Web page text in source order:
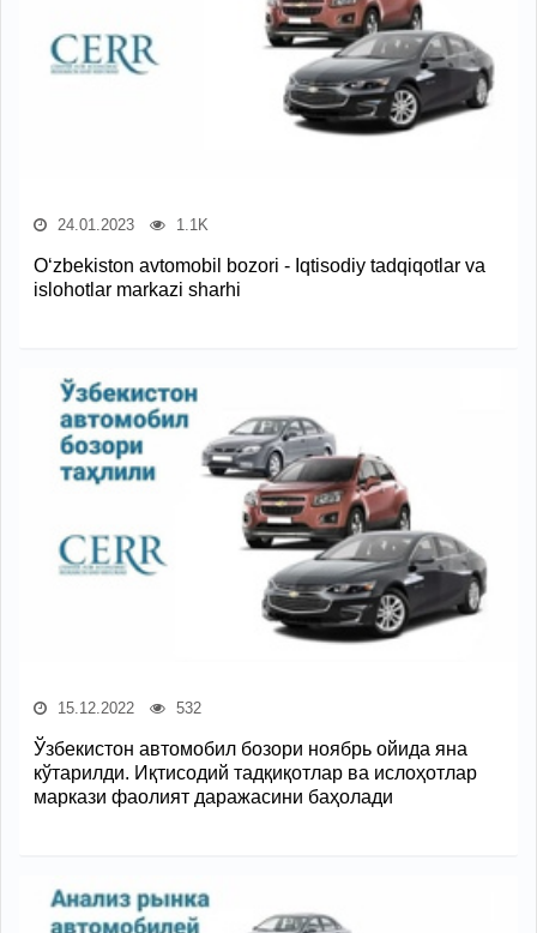
24.01.2023 1.1K
O‘zbekiston avtomobil bozori - Iqtisodiy tadqiqotlar va
islohotlar markazi sharhi
15.12.2022 532
Ўзбекистон автомобил бозори ноябрь ойида яна
кўтарилди. Иқтисодий тадқиқотлар ва ислоҳотлар
маркази фаолият даражасини баҳолади